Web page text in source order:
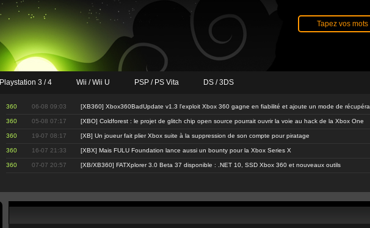
Playstation 3 / 4 Wii / Wii U PSP / PS Vita DS / 3DS
360 06-08 09:03 [XB360] Xbox360BadUpdate v1.3 l'exploit Xbox 360 gagne en fiabilité et ajoute un mode de
360 05-08 07:17 [XBO] Coldforest : le projet de glitch chip open source pourrait ouvrir la voie au hack de la Xbox One
360 19-07 08:17 [XB] Un joueur fait plier Xbox suite à la suppression de son compte pour piratage
360 16-07 21:33 [XBX] Mais FULU Foundation lance aussi un bounty pour la Xbox Series X
360 07-07 20:57 [XB/XB360] FATXplorer 3.0 Beta 37 disponible : .NET 10, SSD Xbox 360 et nouveaux outils